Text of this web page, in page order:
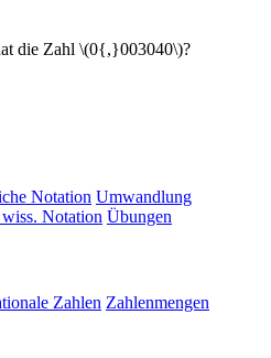
die Zahl \(0{,}003040\)?
Notation Umwandlung
Notation Übungen
Zahlen Zahlenmengen